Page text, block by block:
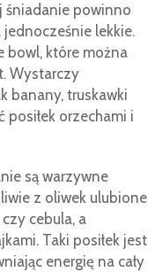
śniadanie powinno
jednocześnie lekkie.
bowl, które można
Wystarczy
banany, truskawki
orzechami i
są warzywne
z oliwek ulubione
cebula, a
Taki posiłek jest
energię na cały